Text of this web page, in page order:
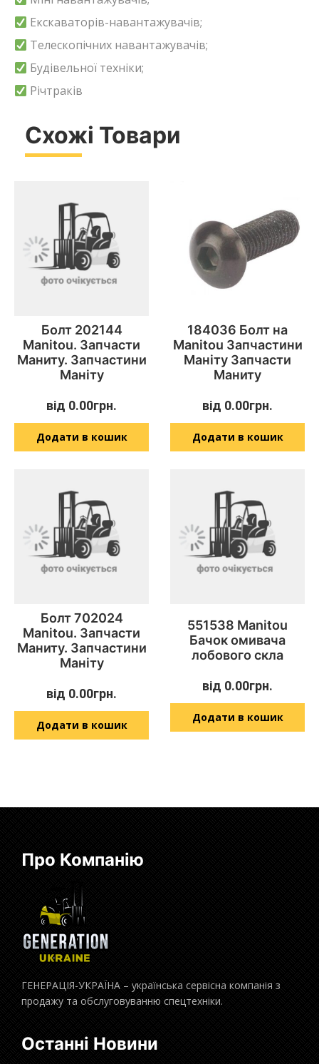
Екскаваторів-навантажувачів;
Телескопічних навантажувачів;
Будівельної техніки;
Річтраків
Схожі Товари
Болт 202144
Manitou. Запчасти
Маниту. Запчастини
Маніту
від 0.00грн.
Додати в кошик
184036 Болт на
Manitou Запчастини
Маніту Запчасти
Маниту
від 0.00грн.
Додати в кошик
Болт 702024
Manitou. Запчасти
Маниту. Запчастини
Маніту
від 0.00грн.
Додати в кошик
551538 Manitou
Бачок омивача
лобового скла
від 0.00грн.
Додати в кошик
Про Компанію
ГЕНЕРАЦІЯ-УКРАЇНА – українська сервісна компанія з
продажу та обслуговуванню спецтехніки.
Останні Новини